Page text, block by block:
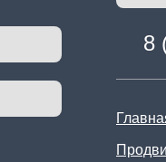
8